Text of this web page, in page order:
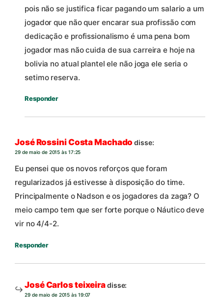
pois não se justifica ficar pagando um salario a um
jogador que não quer encarar sua profissão com
dedicação e profissionalismo é uma pena bom
jogador mas não cuida de sua carreira e hoje na
bolivia no atual plantel ele não joga ele seria o
setimo reserva.
Responder
José Rossini Costa Machado disse:
29 de maio de 2015 às 17:25
Eu pensei que os novos reforços que foram
regularizados já estivesse à disposição do time.
Principalmente o Nadson e os jogadores da zaga? O
meio campo tem que ser forte porque o Náutico deve
vir no 4/4-2.
Responder
José Carlos teixeiradisse:
29 de maio de 2015 às 19:07